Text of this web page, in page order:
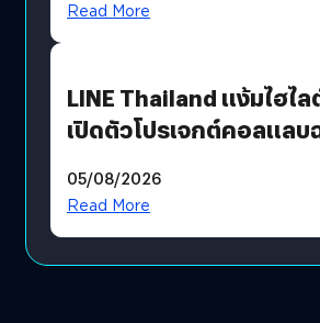
Read More
LINE Thailand แง้มไฮไ
เปิดตัวโปรเจกต์คอลแลบ
Moon x LINE FRIENDS
05/08/2026
Read More